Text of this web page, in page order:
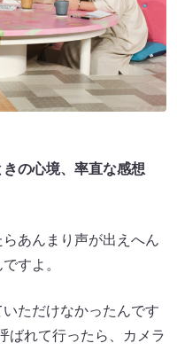
の心境、率直な感想
あんまり声が出えへん
すよ。
ただけなかったんです
ばれて行ったら、カメラ